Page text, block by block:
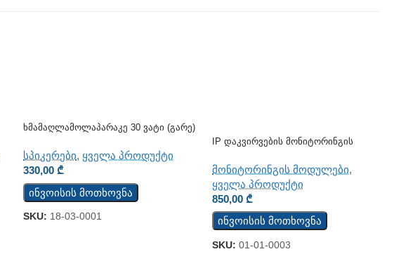
Ხმამაღლამოლაპარაკე 30 Ვატი (გარე)
სპიკერები, ყველა პროდუქტი
330,00₾
ინვოისის მოთხოვნა
SKU: 18-03-0001
IP Დაკვირვების Მონიტორინგის
მონიტორინგის მოდულები,
ყველა პროდუქტი
850,00₾
ინვოისის მოთხოვნა
SKU:01-01-0003